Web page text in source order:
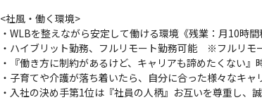
<社風・働く環境>
・WLBを整えながら安定して働ける環境《残業：月10時間
・ハイブリット勤務、フルリモート勤務可能　※フルリ
・『働き方に制約があるけど、キャリアも諦めたくない』
・子育てや介護が落ち着いたら、自分に合った様々なキ
・入社の決め手第1位は『社員の人柄』お互いを尊重し、